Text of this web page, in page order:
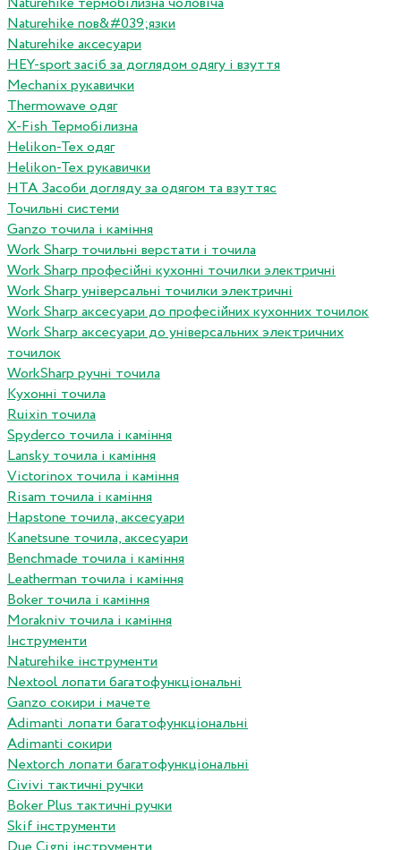
Naturehike пов&#039;язки
Naturehike аксесуари
HEY-sport засіб за доглядом одягу і взуття
Mechanix рукавички
Thermowave одяг
X-Fish Термобілизна
Helikon-Tex одяг
Helikon-Tex рукавички
HTA Засоби догляду за одягом та взуттяс
Точильні системи
Ganzo точила і каміння
Work Sharp точильні верстати і точила
Work Sharp професiйнi кухоннi точилки электричнi
Work Sharp унiверсальнi точилки электричнi
Work Sharp аксесуари до професiйних кухонних точилок
Work Sharp аксесуари до унiверсальних электричних
точилок
WorkSharp ручні точила
Кухонні точила
Ruixin точила
Spyderco точила і каміння
Lansky точила і каміння
Victorinox точила і каміння
Risam точила і каміння
Hapstone точила, аксесуари
Kanetsune точила, аксесуари
Benchmade точила і каміння
Leatherman точила і каміння
Boker точила і каміння
Morakniv точила і каміння
Інструменти
Naturehike інструменти
Nextool лопати багатофункціональні
Ganzo сокири і мачете
Adimanti лопати багатофункціональні
Adimanti сокири
Nextorch лопати багатофункціональні
Сivivi тактичні ручки
Boker Plus тактичні ручки
Skif інструменти